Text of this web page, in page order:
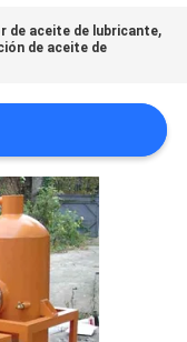
de aceite de lubricante,
de aceite de